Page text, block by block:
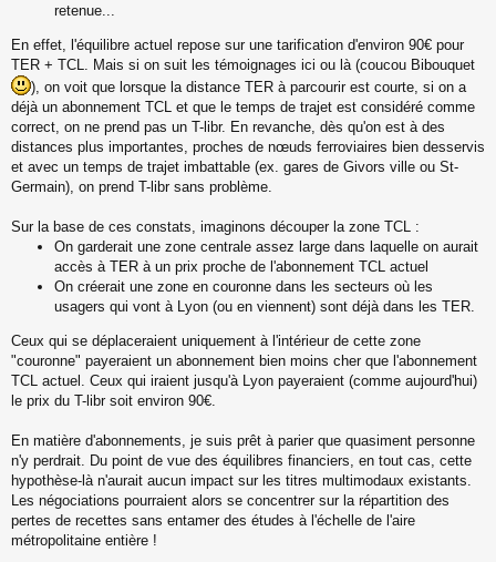
retenue...
En effet, l'équilibre actuel repose sur une tarification d'environ 90€ pour
TER + TCL. Mais si on suit les témoignages ici ou là (coucou Bibouquet
), on voit que lorsque la distance TER à parcourir est courte, si on a
déjà un abonnement TCL et que le temps de trajet est considéré comme
correct, on ne prend pas un T-libr. En revanche, dès qu'on est à des
distances plus importantes, proches de nœuds ferroviaires bien desservis
et avec un temps de trajet imbattable (ex. gares de Givors ville ou St-
Germain), on prend T-libr sans problème.
Sur la base de ces constats, imaginons découper la zone TCL :
On garderait une zone centrale assez large dans laquelle on aurait
accès à TER à un prix proche de l'abonnement TCL actuel
On créerait une zone en couronne dans les secteurs où les
usagers qui vont à Lyon (ou en viennent) sont déjà dans les TER.
Ceux qui se déplaceraient uniquement à l'intérieur de cette zone
"couronne" payeraient un abonnement bien moins cher que l'abonnement
TCL actuel. Ceux qui iraient jusqu'à Lyon payeraient (comme aujourd'hui)
le prix du T-libr soit environ 90€.
En matière d'abonnements, je suis prêt à parier que quasiment personne
n'y perdrait. Du point de vue des équilibres financiers, en tout cas, cette
hypothèse-là n'aurait aucun impact sur les titres multimodaux existants.
Les négociations pourraient alors se concentrer sur la répartition des
pertes de recettes sans entamer des études à l'échelle de l'aire
métropolitaine entière !